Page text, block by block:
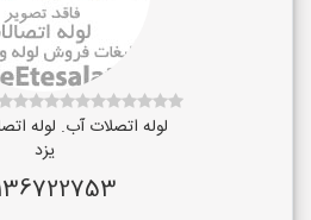
لوله اتصلات آب. لوله
یزد